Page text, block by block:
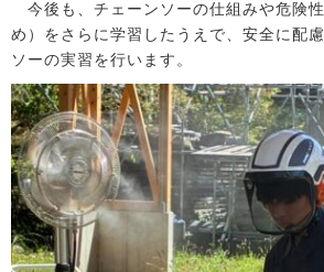
今後も、チェーンソーの仕組みや危険
め）をさらに学習したうえで、安全に配
ソーの実習を行います。